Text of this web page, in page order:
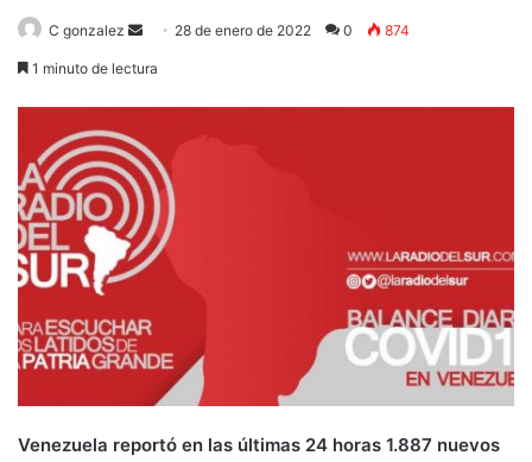
C gonzalez
Send 28 de enero de 2022 0 874
1 minuto de lectura
Venezuela reportó en las últimas 24 horas 1.887 nuevos